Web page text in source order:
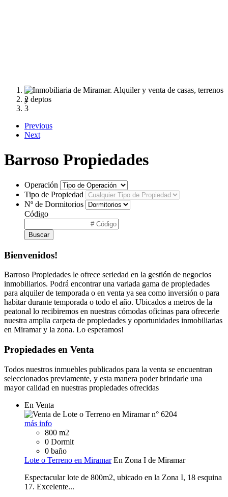
1
2
3
Previous
Next
Barroso Propiedades
Operación
Tipo de Propiedad
Nº de Dormitorios
Código
Buscar
Bienvenidos!
Barroso Propiedades le ofrece seriedad en la gestión de negocios
inmobiliarios. Podrá encontrar una variada gama de propiedades
para alquiler de temporada o en venta ya sea como inversión o para
habitar durante temporada o todo el año. Ubicados a metros de la
peatonal lo recibiremos en nuestras cómodas oficinas para ofrecerle
nuestra amplia carpeta de propiedades y oportunidades inmobiliarias
en Miramar y la zona. Lo esperamos!
Propiedades en Venta
Todos nuestros inmuebles publicados para la venta se encuentran
seleccionados previamente, y esta manera poder brindarle una
mayor calidad en nuestras propiedades ofrecidas
En Venta
más info
800 m2
0 Dormit
0 baño
Lote o Terreno en Miramar En Zona I de Miramar
Espectacular lote de 800m2, ubicado en la Zona I, 18 esquina
17. Excelente...